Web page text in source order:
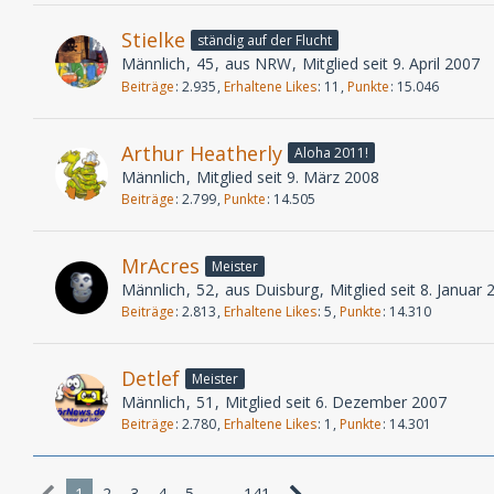
Stielke ständig auf der Flucht
Männlich 45 aus NRW Mitglied seit 9. April 2007
Beiträge 2.935 Erhaltene Likes 11 Punkte 15.046
Arthur Heatherly Aloha 2011!
Männlich Mitglied seit 9. März 2008
Beiträge 2.799 Punkte 14.505
MrAcres Meister
Männlich 52 aus Duisburg Mitglied seit 8. Januar
Beiträge 2.813 Erhaltene Likes 5 Punkte 14.310
Detlef Meister
Männlich 51 Mitglied seit 6. Dezember 2007
Beiträge 2.780 Erhaltene Likes 1 Punkte 14.301